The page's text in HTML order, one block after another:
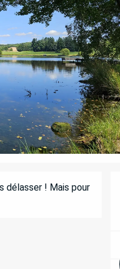
délasser ! Mais pour